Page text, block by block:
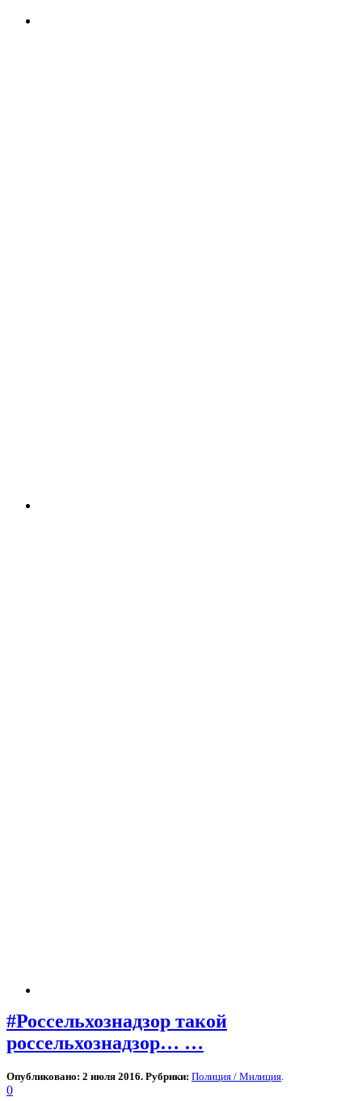
#Россельхознадзор такой
россельхознадзор… …
Опубликовано: 2 июля 2016. Рубрики: Полиция / Милиция
0